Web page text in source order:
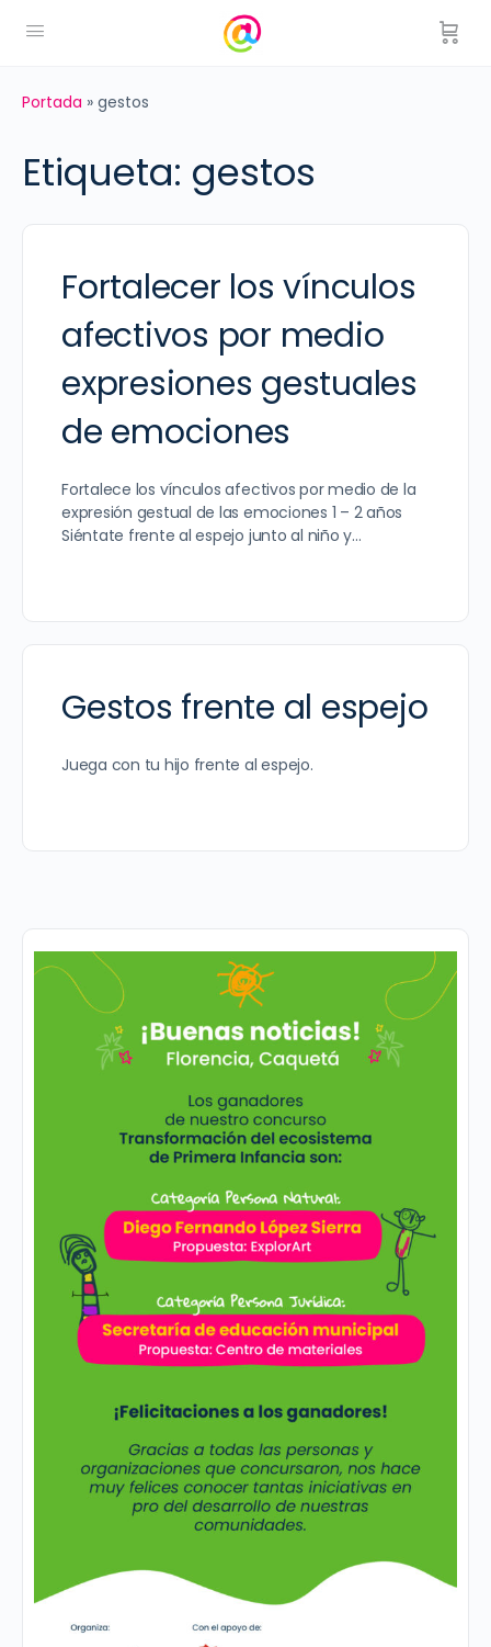
Portada » gestos
Etiqueta: gestos
Fortalecer los vínculos
afectivos por medio
expresiones gestuales
de emociones
Fortalece los vínculos afectivos por medio de la
expresión gestual de las emociones 1 – 2 años
Siéntate frente al espejo junto al niño y…
Gestos frente al espejo
Juega con tu hijo frente al espejo.